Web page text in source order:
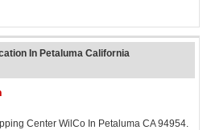
In Petaluma California
Center WilCo In Petaluma CA 94954.